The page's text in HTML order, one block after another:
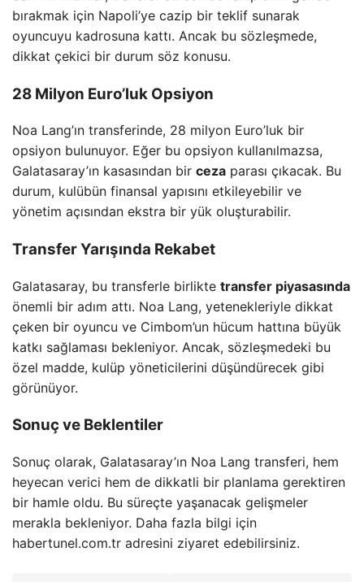
bırakmak için Napoli’ye cazip bir teklif sunarak
oyuncuyu kadrosuna kattı. Ancak bu sözleşmede,
dikkat çekici bir durum söz konusu.
28 Milyon Euro’luk Opsiyon
Noa Lang’ın transferinde, 28 milyon Euro’luk bir
opsiyon bulunuyor. Eğer bu opsiyon kullanılmazsa,
Galatasaray’ın kasasından bir ceza parası çıkacak. Bu
durum, kulübün finansal yapısını etkileyebilir ve
yönetim açısından ekstra bir yük oluşturabilir.
Transfer Yarışında Rekabet
Galatasaray, bu transferle birlikte transfer piyasasında
önemli bir adım attı. Noa Lang, yetenekleriyle dikkat
çeken bir oyuncu ve Cimbom’un hücum hattına büyük
katkı sağlaması bekleniyor. Ancak, sözleşmedeki bu
özel madde, kulüp yöneticilerini düşündürecek gibi
görünüyor.
Sonuç ve Beklentiler
Sonuç olarak, Galatasaray’ın Noa Lang transferi, hem
heyecan verici hem de dikkatli bir planlama gerektiren
bir hamle oldu. Bu süreçte yaşanacak gelişmeler
merakla bekleniyor. Daha fazla bilgi için
habertunel.com.tr adresini ziyaret edebilirsiniz.